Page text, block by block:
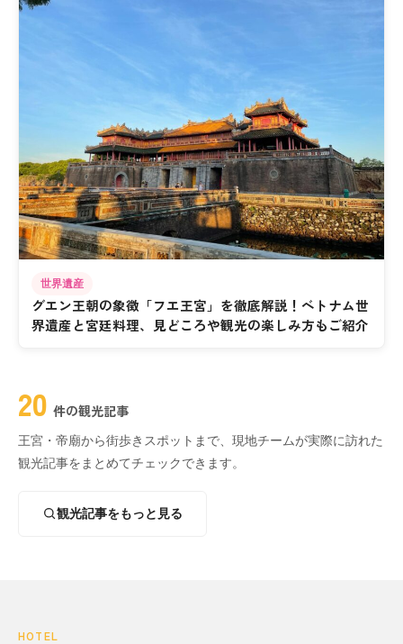
世界遺産
グエン王朝の象徴「フエ王宮」を徹底解説！ベトナム世
界遺産と宮廷料理、見どころや観光の楽しみ方もご紹介
20 件の観光記事
王宮・帝廟から街歩きスポットまで、現地チームが実際に訪れた
観光記事をまとめてチェックできます。
観光記事をもっと見る
HOTEL